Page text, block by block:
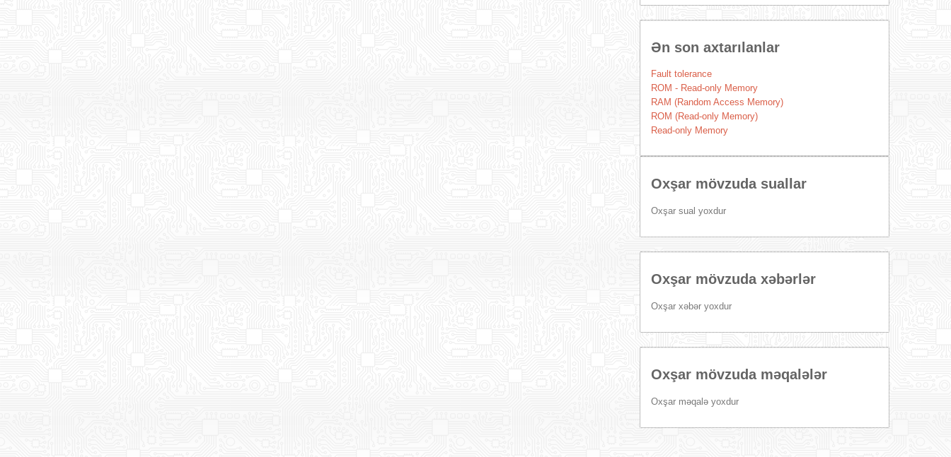
Ən son axtarılanlar
Fault tolerance
ROM - Read-only Memory
RAM (Random Access Memory)
ROM (Read-only Memory)
Read-only Memory
Oxşar mövzuda suallar
Oxşar sual yoxdur
Oxşar mövzuda xəbərlər
Oxşar xəbər yoxdur
Oxşar mövzuda məqalələr
Oxşar məqalə yoxdur